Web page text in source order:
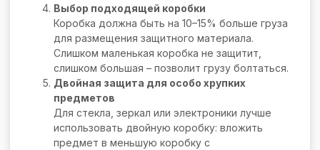
Выбор подходящей коробки
Коробка должна быть на 10–15% больше груза
для размещения защитного материала.
Слишком маленькая коробка не защитит,
слишком большая – позволит грузу болтаться.
Двойная защита для особо хрупких
предметов
Для стекла, зеркал или электроники лучше
использовать двойную коробку: вложить
предмет в меньшую коробку с